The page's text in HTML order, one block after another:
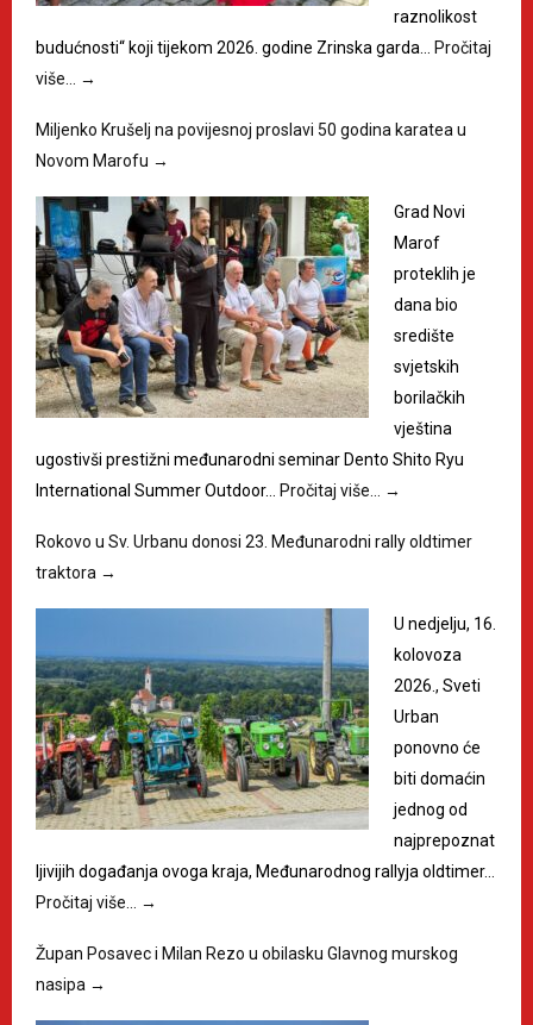
raznolikost
budućnosti“ koji tijekom 2026. godine Zrinska garda…
Pročitaj
više…
→
Miljenko Krušelj na povijesnoj proslavi 50 godina karatea u
Novom Marofu →
Grad Novi
Marof
proteklih je
dana bio
središte
svjetskih
borilačkih
vještina
ugostivši prestižni međunarodni seminar Dento Shito Ryu
International Summer Outdoor…
Pročitaj više… →
Rokovo u Sv. Urbanu donosi 23. Međunarodni rally oldtimer
traktora →
U nedjelju, 16.
kolovoza
2026., Sveti
Urban
ponovno će
biti domaćin
jednog od
najprepoznat
ljivijih događanja ovoga kraja, Međunarodnog rallyja oldtimer…
Pročitaj više…
→
Župan Posavec i Milan Rezo u obilasku Glavnog murskog
nasipa →